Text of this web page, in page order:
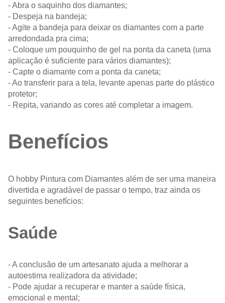
- Abra o saquinho dos diamantes;
- Despeja na bandeja;
- Agite a bandeja para deixar os diamantes com a parte
arredondada pra cima;
- Coloque um pouquinho de gel na ponta da caneta (uma
aplicação é suficiente para vários diamantes);
- Capte o diamante com a ponta da caneta;
- Ao transferir para a tela, levante apenas parte do plástico
protetor;
- Repita, variando as cores até completar a imagem.
Benefícios
O hobby Pintura com Diamantes além de ser uma maneira
divertida e agradável de passar o tempo, traz ainda os
seguintes benefícios:
Saúde
- A conclusão de um artesanato ajuda a melhorar a
autoestima realizadora da atividade;
- Pode ajudar a recuperar e manter a saúde física,
emocional e mental;